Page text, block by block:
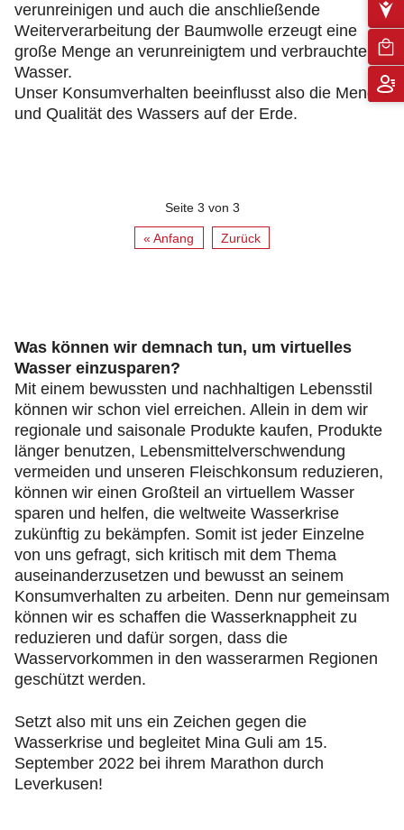
verunreinigen und auch die anschließende
Weiterverarbeitung der Baumwolle erzeugt eine
große Menge an verunreinigtem und verbrauchtem
Wasser.
Unser Konsumverhalten beeinflusst also die Menge
und Qualität des Wassers auf der Erde.
Seite 3 von 3
« Anfang Zurück
Was können wir demnach tun, um virtuelles
Wasser einzusparen?
Mit einem bewussten und nachhaltigen Lebensstil
können wir schon viel erreichen. Allein in dem wir
regionale und saisonale Produkte kaufen, Produkte
länger benutzen, Lebensmittelverschwendung
vermeiden und unseren Fleischkonsum reduzieren,
können wir einen Großteil an virtuellem Wasser
sparen und helfen, die weltweite Wasserkrise
zukünftig zu bekämpfen. Somit ist jeder Einzelne
von uns gefragt, sich kritisch mit dem Thema
auseinanderzusetzen und bewusst an seinem
Konsumverhalten zu arbeiten. Denn nur gemeinsam
können wir es schaffen die Wasserknappheit zu
reduzieren und dafür sorgen, dass die
Wasservorkommen in den wasserarmen Regionen
geschützt werden.
Setzt also mit uns ein Zeichen gegen die
Wasserkrise und begleitet Mina Guli am 15.
September 2022 bei ihrem Marathon durch
Leverkusen!